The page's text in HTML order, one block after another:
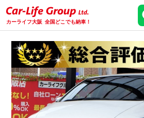
カーライフ大阪 全国どこでも納車！